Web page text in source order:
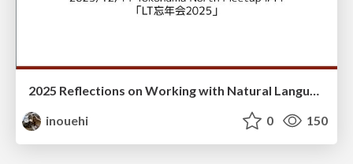
2025 Reflections on Working with Natural Language
inouehi
0 150